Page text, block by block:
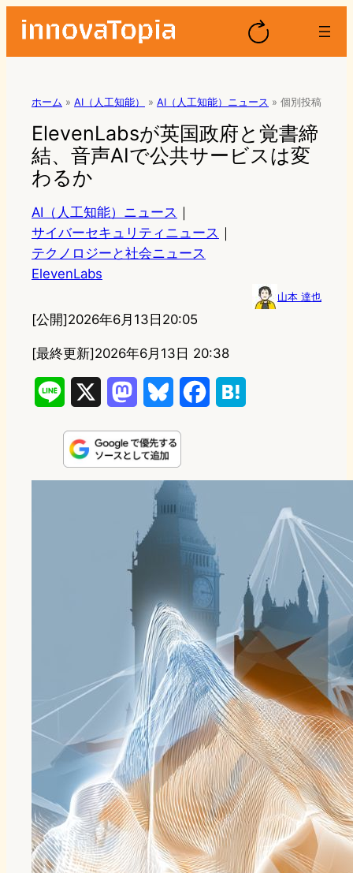
ホーム » AI（人工知能） » AI（人工知能）ニュース » 個別投稿
ElevenLabsが英国政府と覚書締
結、音声AIで公共サービスは変
わるか
AI（人工知能）ニュース ｜
サイバーセキュリティニュース ｜
テクノロジーと社会ニュース
ElevenLabs
山本 達也
[公開]2026年6月13日20:05
[最終更新]2026年6月13日 20:38
n
e
s
t
d
u
e
s
e
o
o
k
e